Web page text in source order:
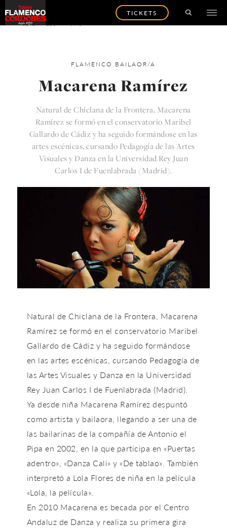
TICKETS
VOLVER A LOS ARTISTAS
FLAMENCO BAILAOR/A
Macarena Ramírez
Natural de Chiclana de la Frontera, Macarena
Ramírez se formó en el conservatorio Maribel
Gallardo de Cádiz y ha seguido formándose en las
artes escénicas, cursando Pedagogía de las Artes
Visuales y Danza en la Universidad Rey Juan
Carlos I de Fuenlabrada (Madrid).
Natural de Chiclana de la Frontera, Macarena
Ramírez se formó en el conservatorio Maribel
Gallardo de Cádiz y ha seguido formándose
en las artes escénicas, cursando Pedagogía de
las Artes Visuales y Danza en la Universidad
Rey Juan Carlos I de Fuenlabrada (Madrid).
Ya desde niña Macarena Ramírez despuntó
como artista y bailaora, llegando a ser una de
las bailarinas de la compañía de Antonio el
Pipa en 2002, en la que participa en «Puertas
adentro», «Danza Cali» y «De tablao». También
interpretó a Lola Flores de niña en la película
«Lola, la película».
En 2010 Macarena es becada por el Centro
Andaluz de Danza y realiza su primera gira